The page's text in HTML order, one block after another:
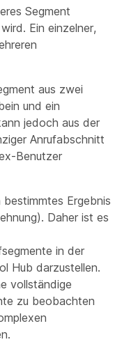
Segment
Ein einzelner,
aus zwei
und ein
jedoch aus der
Anrufabschnitt
Benutzer
Ergebnis
Daher ist es
in der
Hub darzustellen.
vollständige
zu beobachten